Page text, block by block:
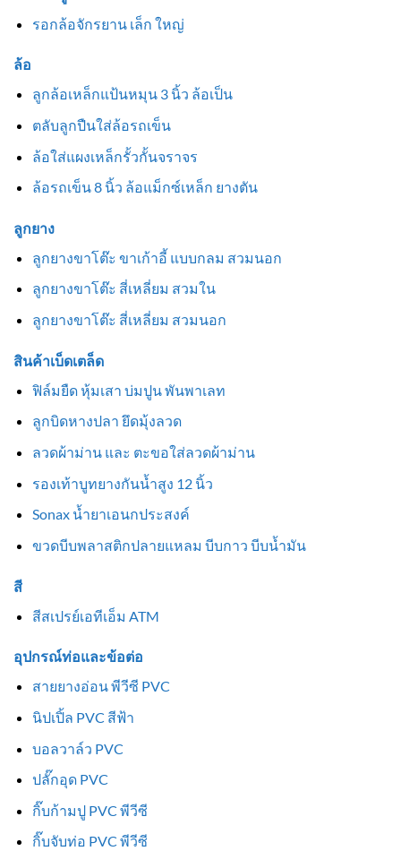
รอกล้อจักรยาน เล็ก ใหญ่
ล้อ
ลูกล้อเหล็กแป้นหมุน 3 นิ้ว ล้อเป็น
ตลับลูกปืนใส่ล้อรถเข็น
ล้อใส่แผงเหล็กรั้วกั้นจราจร
ล้อรถเข็น 8 นิ้ว ล้อแม็กซ์เหล็ก ยางตัน
ลูกยาง
ลูกยางขาโต๊ะ ขาเก้าอี้ แบบกลม สวมนอก
ลูกยางขาโต๊ะ สี่เหลี่ยม สวมใน
ลูกยางขาโต๊ะ สี่เหลี่ยม สวมนอก
สินค้าเบ็ดเตล็ด
ฟิล์มยืด หุ้มเสา บ่มปูน พันพาเลท
ลูกบิดหางปลา ยึดมุ้งลวด
ลวดผ้าม่าน และ ตะขอใส่ลวดผ้าม่าน
รองเท้าบูทยางกันน้ำสูง 12 นิ้ว
Sonax น้ำยาเอนกประสงค์
ขวดบีบพลาสติกปลายแหลม บีบกาว บีบน้ำมัน
สี
สีสเปรย์เอทีเอ็ม ATM
อุปกรณ์ท่อและข้อต่อ
สายยางอ่อน พีวีซี PVC
นิปเปิ้ล PVC สีฟ้า
บอลวาล์ว PVC
ปลั๊กอุด PVC
กิ๊บก้ามปู PVC พีวีซี
กิ๊บจับท่อ PVC พีวีซี